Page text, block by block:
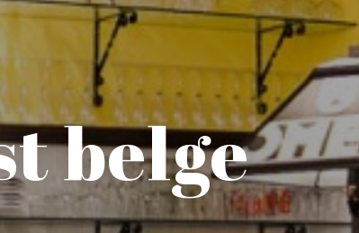
belge